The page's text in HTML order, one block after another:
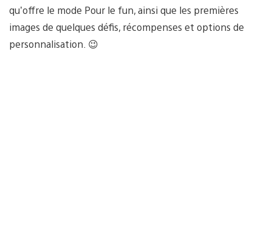
qu’offre le mode Pour le fun, ainsi que les premières
images de quelques défis, récompenses et options de
personnalisation. 😉